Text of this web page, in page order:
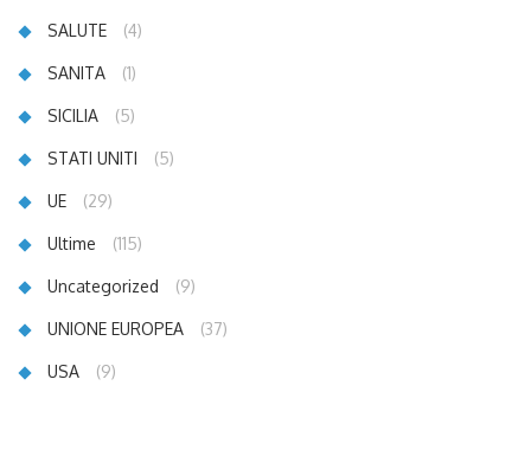
SALUTE (4)
SANITA (1)
SICILIA (5)
STATI UNITI (5)
UE (29)
Ultime (115)
Uncategorized (9)
UNIONE EUROPEA (37)
USA (9)